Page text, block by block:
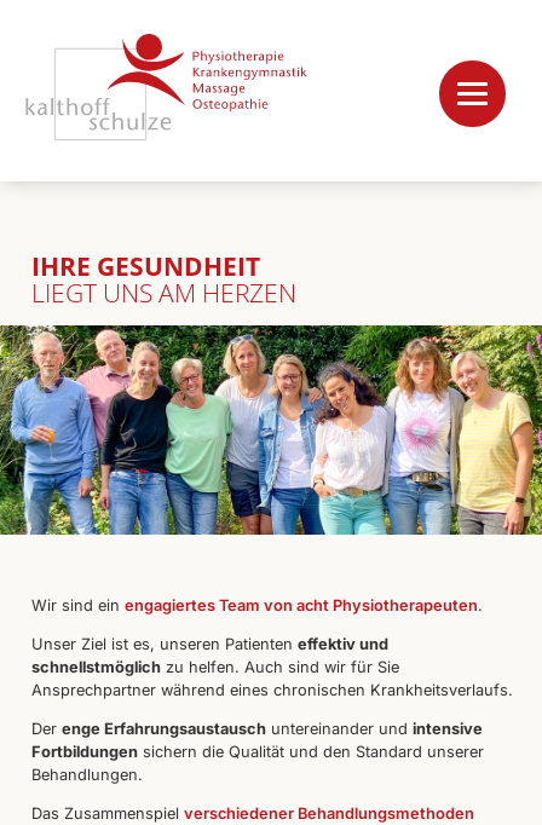
IHRE GESUNDHEIT
LIEGT UNS AM HERZEN
Wir sind ein engagiertes Team von acht Physiotherapeuten.
Unser Ziel ist es, unseren Patienten effektiv und
schnellstmöglich zu helfen. Auch sind wir für Sie
Ansprechpartner während eines chronischen Krankheitsverlaufs.
Der enge Erfahrungsaustausch untereinander und intensive
Fortbildungen sichern die Qualität und den Standard unserer
Behandlungen.
Das Zusammenspiel verschiedener Behandlungsmethoden